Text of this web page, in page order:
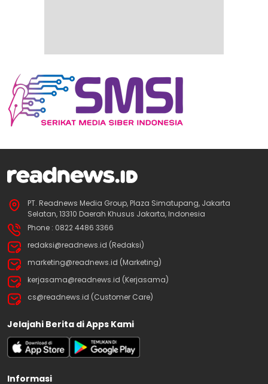
PT. Readnews Media Group, Plaza Simatupang, Jakarta
Selatan, 13310 Daerah Khusus Jakarta, Indonesia
Phone : 0822 4486 3366
redaksi@readnews.id (Redaksi)
marketing@readnews.id (Marketing)
kerjasama@readnews.id (Kerjasama)
cs@readnews.id (Customer Care)
Jelajahi Berita di Apps Kami
Informasi